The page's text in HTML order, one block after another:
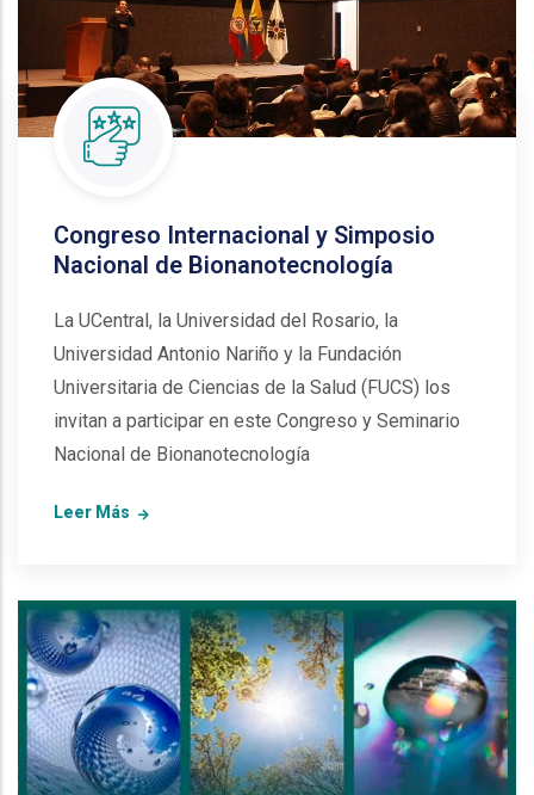
Congreso Internacional y Simposio
Nacional de Bionanotecnología
La UCentral, la Universidad del Rosario, la
Universidad Antonio Nariño y la Fundación
Universitaria de Ciencias de la Salud (FUCS) los
invitan a participar en este Congreso y Seminario
Nacional de Bionanotecnología
Leer Más